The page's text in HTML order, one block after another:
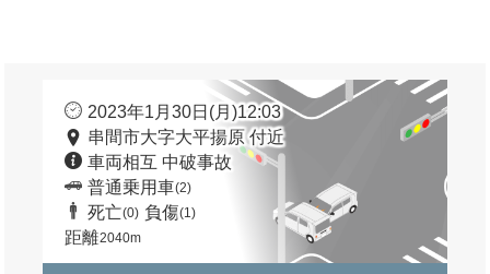
2023年1月30日(月)12:03
串間市大字大平揚原 付近
車両相互 中破事故
普通乗用車(2)
死亡(0) 負傷(1)
距離2040m